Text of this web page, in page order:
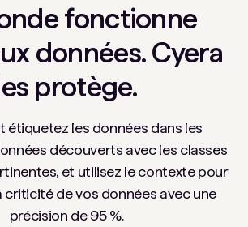
fonctionne
données. Cyera
protège.
étiquetez les données dans les
découverts avec les classes
et utilisez le contexte pour
criticité de vos données avec une
précision de 95 %.